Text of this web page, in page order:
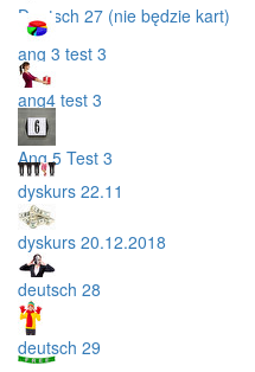
Deutsch 27 (nie będzie kart)
ang 3 test 3
ang4 test 3
Ang 5 Test 3
dyskurs 22.11
dyskurs 20.12.2018
deutsch 28
deutsch 29